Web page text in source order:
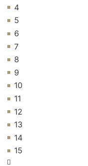
4
5
6
7
8
9
10
11
12
13
14
15